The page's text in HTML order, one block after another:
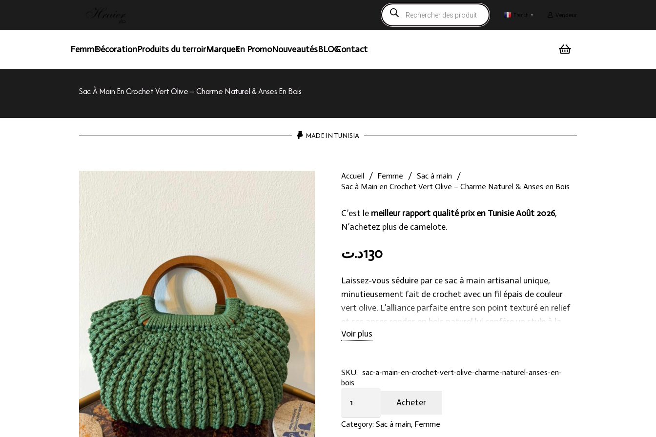
Recherche
de
produits
French ▼ Vendeur
FemmeDécorationProduits du terroirMarquesEn PromoNouveautésBLOGContact
Sac À Main En Crochet Vert Olive – Charme Naturel & Anses En Bois
MADE IN TUNISIA
Accueil / Femme / Sac à main /
Sac à Main en Crochet Vert Olive – Charme Naturel & Anses en Bois
C’est le meilleur rapport qualité prix en Tunisie Août 2026,
N’achetez plus de camelote.
130د.ت
Laissez-vous séduire par ce sac à main artisanal unique,
minutieusement fait de crochet avec un fil épais de couleur
vert olive. L’alliance parfaite entre son point texturé en relief
et ses anses rondes en bois naturel lui confère un style à la
fois authentique, chic et moderne. Un accessoire idéal pour
Voir plus
SKU: sac-a-main-en-crochet-vert-olive-charme-naturel-anses-en-
bois
Main
Acheter
Category: Sac à main, Femme